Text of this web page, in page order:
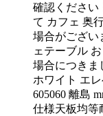
確認くださ
て カフェ 奥
場合がござい
ェテーブル
場合につきま
ホワイト エ
605060 離島
仕様天板均等